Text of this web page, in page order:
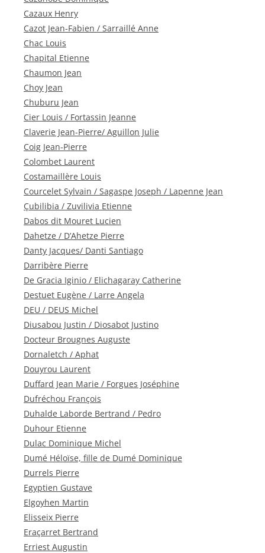
Cazaux Henry
Cazot Jean-Fabien / Sarraillé Anne
Chac Louis
Chapital Etienne
Chaumon Jean
Choy Jean
Chuburu Jean
Cier Louis / Fortassin Jeanne
Claverie Jean-Pierre/ Aguillon Julie
Coig Jean-Pierre
Colombet Laurent
Costamaillère Louis
Courcelet Sylvain / Sagaspe Joseph / Lapenne Jean
Çubilibia / Zuvilivia Etienne
Dabos dit Mouret Lucien
Dahetze / D’Ahetze Pierre
Danty Jacques/ Danti Santiago
Darribère Pierre
De Gracia Iginio / Elichagaray Catherine
Destuet Eugène / Larre Angela
DEU / DEUS Michel
Diusabou Justin / Diosabot Justino
Docteur Brougnes Auguste
Dornaletch / Aphat
Douyrou Laurent
Duffard Jean Marie / Forgues Joséphine
Dufréchou François
Duhalde Laborde Bertrand / Pedro
Duhour Etienne
Dulac Dominique Michel
Dumé Héloïse, fille de Dumé Dominique
Durrels Pierre
Egyptien Gustave
Elgoyhen Martin
Elisseix Pierre
Eraçarret Bertrand
Erriest Augustin